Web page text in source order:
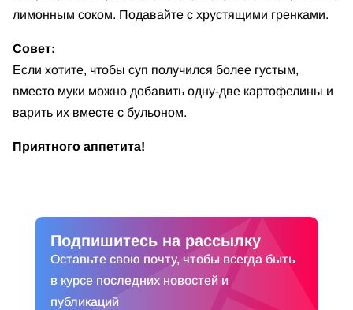
лимонным соком. Подавайте с хрустящими гренками.
Совет:
Если хотите, чтобы суп получился более густым,
вместо муки можно добавить одну-две картофелины и
варить их вместе с бульоном.
Приятного аппетита!
Подпишитесь на рассылку
Оставьте свою почту, чтобы всегда быть
в курсе последних новостей и
публикаций